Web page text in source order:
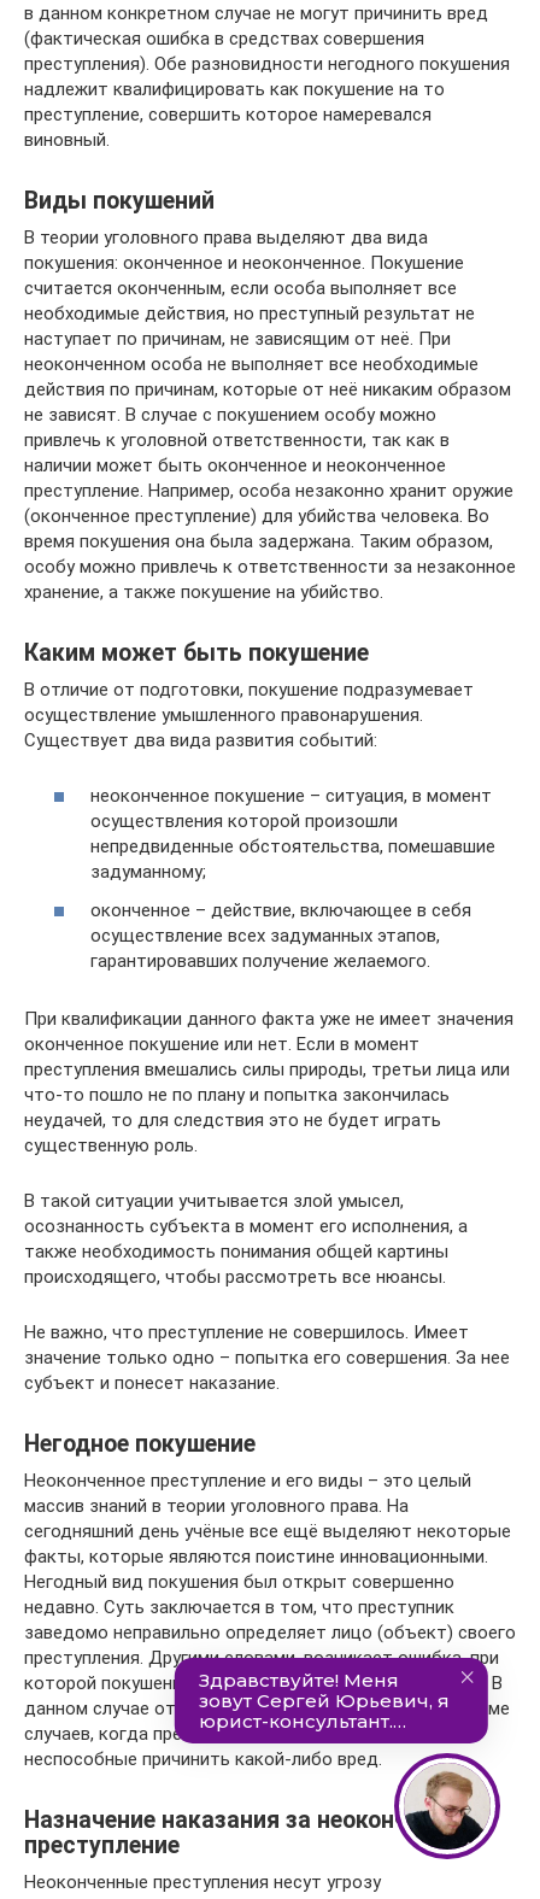
в данном конкретном случае не могут причинить вред
(фактическая ошибка в средствах совершения
преступления). Обе разновидности негодного покушения
надлежит квалифицировать как покушение на то
преступление, совершить которое намеревался
виновный.
Виды покушений
В теории уголовного права выделяют два вида
покушения: оконченное и неоконченное. Покушение
считается оконченным, если особа выполняет все
необходимые действия, но преступный результат не
наступает по причинам, не зависящим от неё. При
неоконченном особа не выполняет все необходимые
действия по причинам, которые от неё никаким образом
не зависят. В случае с покушением особу можно
привлечь к уголовной ответственности, так как в
наличии может быть оконченное и неоконченное
преступление. Например, особа незаконно хранит оружие
(оконченное преступление) для убийства человека. Во
время покушения она была задержана. Таким образом,
особу можно привлечь к ответственности за незаконное
хранение, а также покушение на убийство.
Каким может быть покушение
В отличие от подготовки, покушение подразумевает
осуществление умышленного правонарушения.
Существует два вида развития событий:
неоконченное покушение – ситуация, в момент
осуществления которой произошли
непредвиденные обстоятельства, помешавшие
задуманному;
оконченное – действие, включающее в себя
осуществление всех задуманных этапов,
гарантировавших получение желаемого.
При квалификации данного факта уже не имеет значения
оконченное покушение или нет. Если в момент
преступления вмешались силы природы, третьи лица или
что-то пошло не по плану и попытка закончилась
неудачей, то для следствия это не будет играть
существенную роль.
В такой ситуации учитывается злой умысел,
осознанность субъекта в момент его исполнения, а
также необходимость понимания общей картины
происходящего, чтобы рассмотреть все нюансы.
Не важно, что преступление не совершилось. Имеет
значение только одно – попытка его совершения. За нее
субъект и понесет наказание.
Негодное покушение
Неоконченное преступление и его виды – это целый
массив знаний в теории уголовного права. На
сегодняшний день учёные все ещё выделяют некоторые
факты, которые являются поистине инновационными.
Негодный вид покушения был открыт совершенно
недавно. Суть заключается в том, что преступник
заведомо неправильно определяет лицо (объект) своего
преступления. Другими словами, возникает ошибка, при
которой покушение совершается не на того человека. В
данном случае ответственность всё равно будет, кроме
случаев, когда преступник использует средства,
неспособные причинить какой-либо вред.
Назначение наказания за неоконченное
преступление
Неоконченные преступления несут угрозу